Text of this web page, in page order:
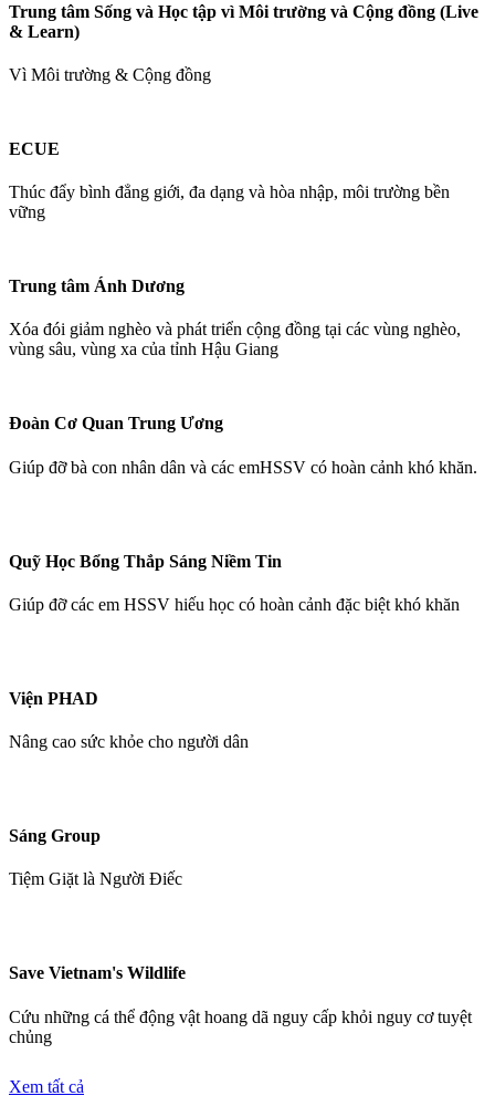
Trung tâm Sống và Học tập vì Môi trường và Cộng đồng (Live
& Learn)
Vì Môi trường & Cộng đồng
ECUE
Thúc đẩy bình đẳng giới, đa dạng và hòa nhập, môi trường bền
vững
Trung tâm Ánh Dương
Xóa đói giảm nghèo và phát triển cộng đồng tại các vùng nghèo,
vùng sâu, vùng xa của tỉnh Hậu Giang
Đoàn Cơ Quan Trung Ương
Giúp đỡ bà con nhân dân và các emHSSV có hoàn cảnh khó khăn.
Quỹ Học Bổng Thắp Sáng Niềm Tin
Giúp đỡ các em HSSV hiếu học có hoàn cảnh đặc biệt khó khăn
Viện PHAD
Nâng cao sức khỏe cho người dân
Sáng Group
Tiệm Giặt là Người Điếc
Save Vietnam's Wildlife
Cứu những cá thể động vật hoang dã nguy cấp khỏi nguy cơ tuyệt
chủng
Xem tất cả